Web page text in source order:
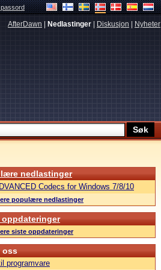
AfterDawn Nedlastinger Diskusjon Nyheter
nedlastinger
Codecs for Windows 7/8/10
populære nedlastinger
oppdateringer
siste oppdateringer
oss
programvare